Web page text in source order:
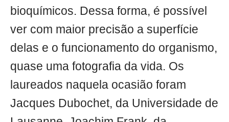
bioquímicos. Dessa forma, é possível
ver com maior precisão a superfície
delas e o funcionamento do organismo,
quase uma fotografia da vida. Os
laureados naquela ocasião foram
Jacques Dubochet, da Universidade de